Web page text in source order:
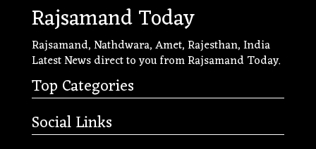
Rajsamand Today
Rajsamand, Nathdwara, Amet, Rajesthan, India
Latest News direct to you from Rajsamand Today.
Top Categories
Social Links